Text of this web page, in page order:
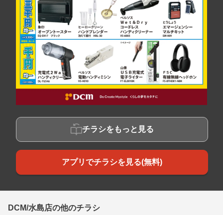
チラシをもっと見る
アプリでチラシを見る(無料)
DCM/水島店の他のチラシ